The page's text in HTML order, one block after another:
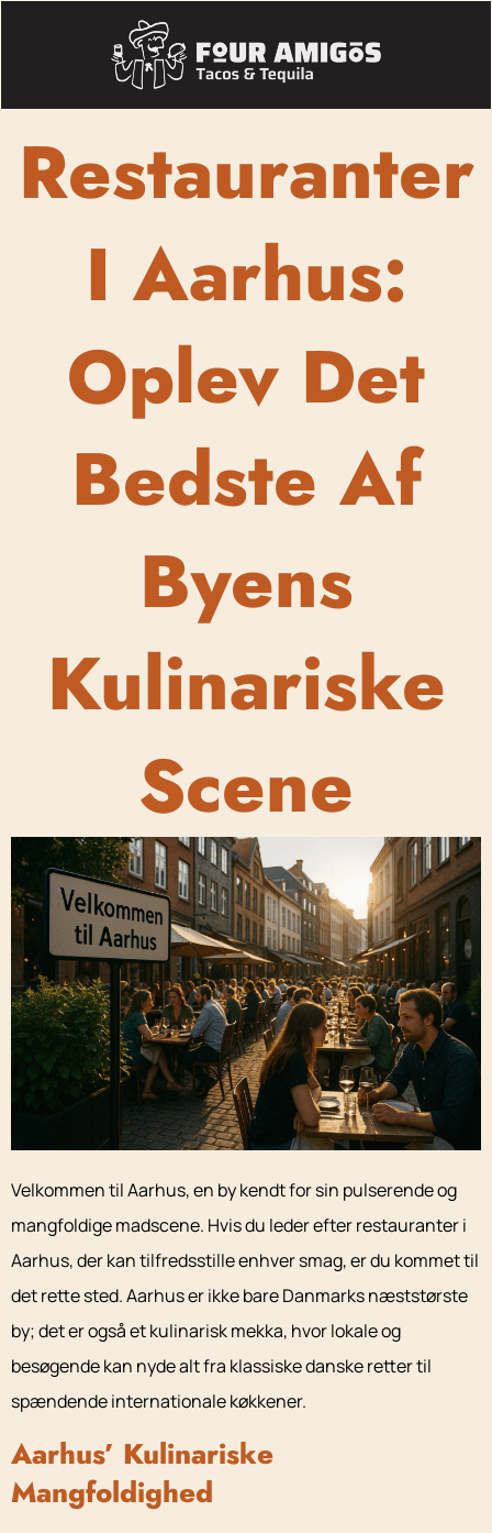
Restauranter
I Aarhus:
Oplev Det
Bedste Af
Byens
Kulinariske
Scene
Velkommen til Aarhus, en by kendt for sin pulserende og
mangfoldige madscene. Hvis du leder efter restauranter i
Aarhus, der kan tilfredsstille enhver smag, er du kommet til
det rette sted. Aarhus er ikke bare Danmarks næststørste
by; det er også et kulinarisk mekka, hvor lokale og
besøgende kan nyde alt fra klassiske danske retter til
spændende internationale køkkener.
Aarhus’ Kulinariske
Mangfoldighed